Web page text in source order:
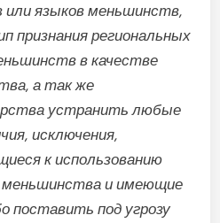
или языков меньшинств,
признания региональных
в качестве
а так же
устранить любые
исключения,
к использованию
меньшинства и имеющие
поставить под угрозу